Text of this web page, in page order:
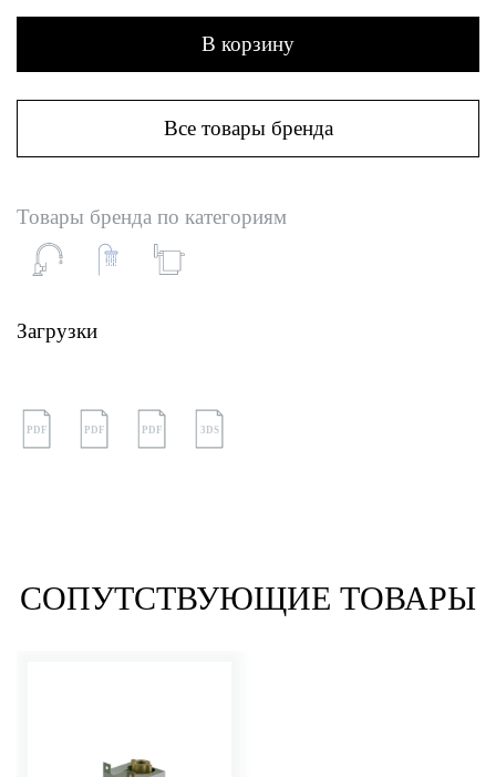
В корзину
Все товары бренда
Товары бренда по категориям
Загрузки
PDF PDF PDF 3DS
СОПУТСТВУЮЩИЕ ТОВАРЫ